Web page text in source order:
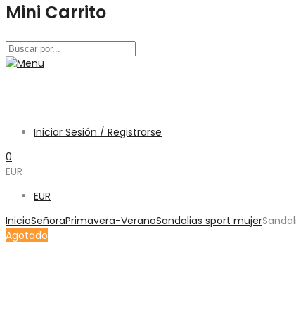
Mini Carrito
Iniciar Sesión / Registrarse
0
EUR
EUR
InicioSeñoraPrimavera-VeranoSandalias sport mujer
Agotado